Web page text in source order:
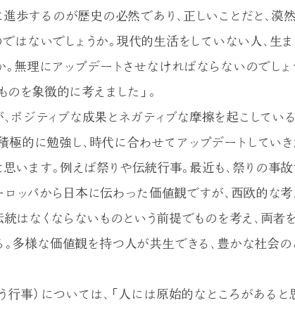
するのが歴史の必然であり、正しいことだと、漠
はないでしょうか。現代的生活をしていない人、生
無理にアップデートさせなければならないのでしょ
のを象徴的に考えました」。
ジティブな成果とネガティブな摩擦を起こしてい
極的に勉強し、時代に合わせてアップデートしてい
います。例えば祭りや伝統行事。最近も、祭りの事
ッパから日本に伝わった価値観ですが、西欧的な
はなくならないものという前提でものを考え、両者
多様な価値観を持つ人が共生できる、豊かな社会
事）については、「人には原始的なところがあると